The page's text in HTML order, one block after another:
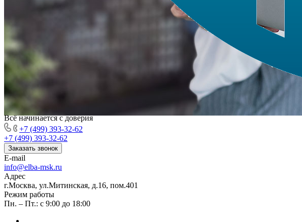
Всё начинается с доверия
+7 (499) 393-32-62
+7 (499) 393-32-62
Заказать звонок
E-mail
info@elba-msk.ru
Адрес
г.Москва, ул.Митинская, д.16, пом.401
Режим работы
Пн. – Пт.: с 9:00 до 18:00